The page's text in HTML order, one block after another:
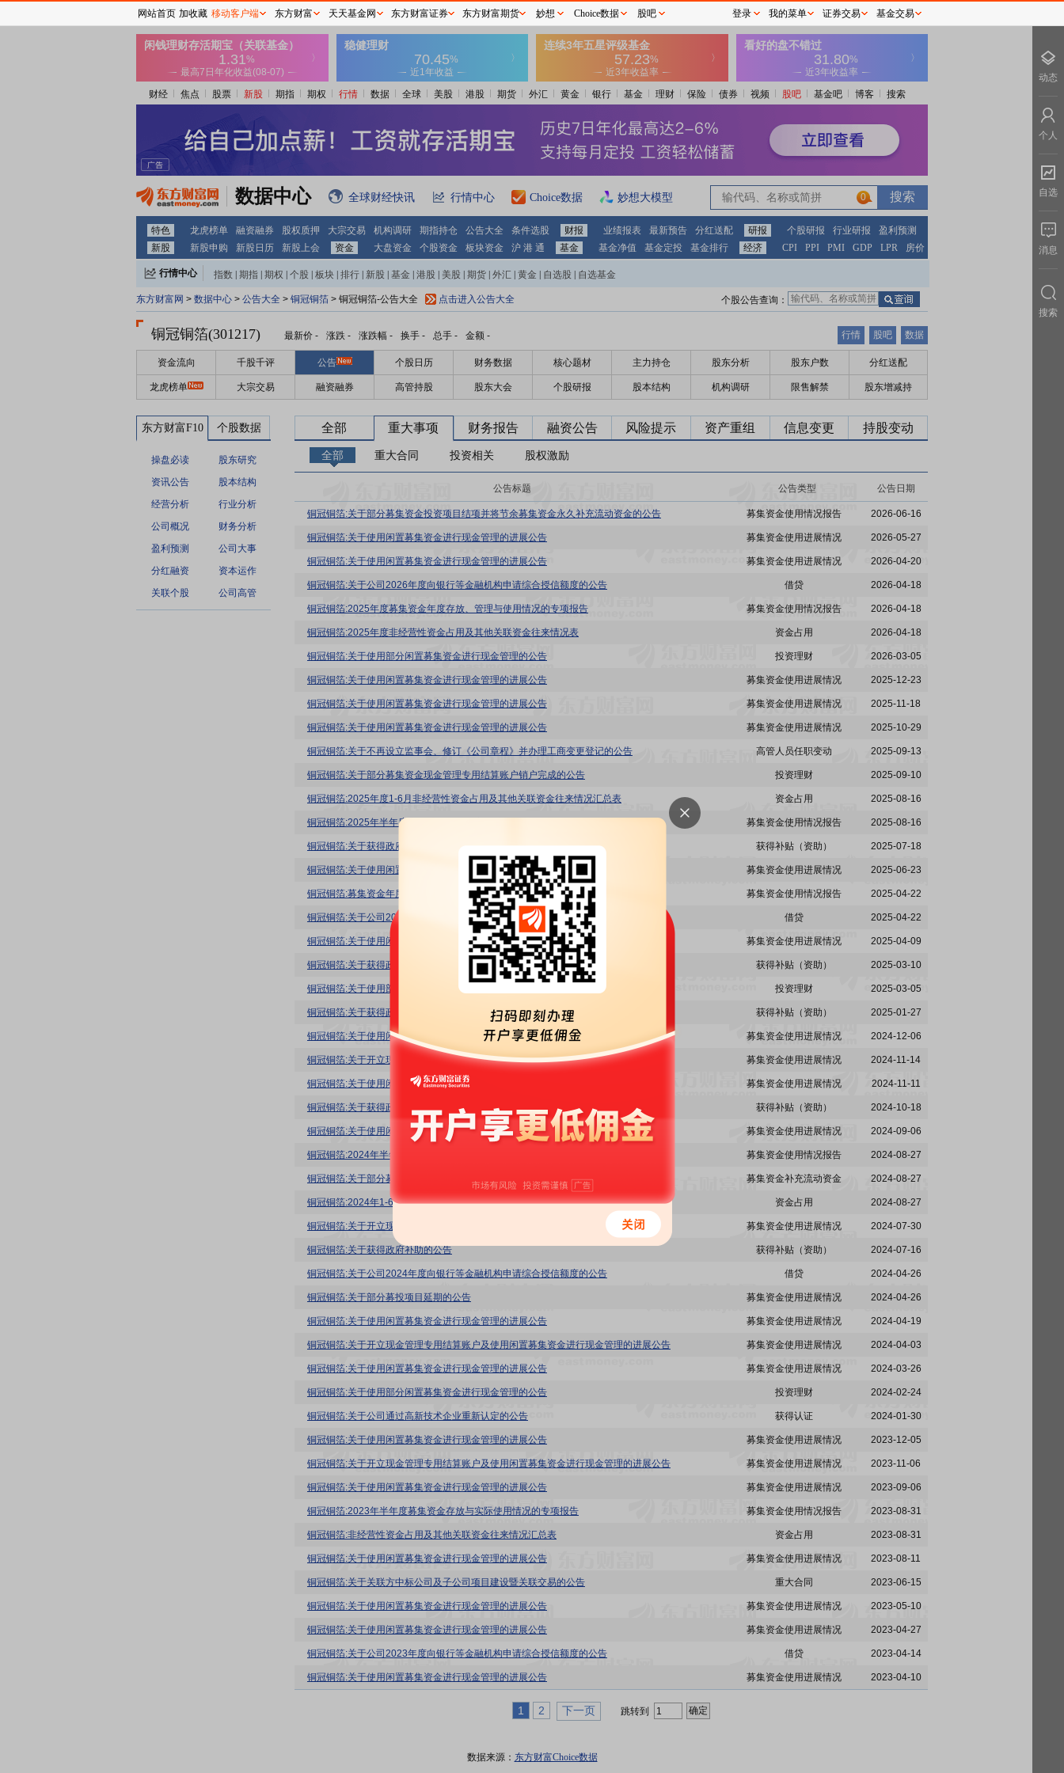
财经 焦点 股票 新股 期指 期权 行情 数据 全球 美股 港股 期货 外汇 黄金 银行 基金 理财 保险 债券 视频 股吧 基金吧 博客 搜索
数据中心 全球财经快讯 行情中心 Choice数据 妙想大模型 0
特色 龙虎榜单 融资融券 股权质押 大宗交易 机构调研 期指持仓 公告大全 条件选股 财报 业绩报表 最新预告 分红送配 研报 个股研报 行业研报
盈利预测
新股
新股申购 新股日历 新股上会 资金 大盘资金 个股资金 板块资金 沪 港 通 基金 基金净值 基金定投 基金排行 经济 CPI PPI PMI GDP LPR 房价
行情中心 指数 期指 期权 个股 板块 排行 新股 基金 港股 美股 期货 外汇 黄金 自选股 自选基金
东方财富网 > 数据中心 > 公告大全 > 铜冠铜箔 > 铜冠铜箔-公告大全 点击进入公告大全 个股公告查询：
铜冠铜箔(301217) 最新价 - 涨跌 - 涨跌幅 - 换手 - 总手 - 金额 - 行情 股吧 数据
资金流向 千股千评 公告 个股日历 财务数据 核心题材 主力持仓 股东分析 股东户数 分红送配
龙虎榜单 大宗交易 融资融券 高管持股 股东大会 个股研报 股本结构 机构调研 限售解禁 股东增减持
东方财富F10 个股数据
操盘必读
股东研究
资讯公告
股本结构
经营分析
行业分析
公司概况
财务分析
盈利预测
公司大事
分红融资
资本运作
关联个股
公司高管
全部 重大事项 财务报告 融资公告 风险提示 资产重组 信息变更 持股变动
全部 重大合同 投资相关 股权激励
公告标题 公告类型 公告日期
铜冠铜箔:关于部分募集资金投资项目结项并将节余募集资金永久补充流动资金的公告 募集资金使用情况报告 2026-06-16
铜冠铜箔:关于使用闲置募集资金进行现金管理的进展公告 募集资金使用进展情况 2026-05-27
铜冠铜箔:关于使用闲置募集资金进行现金管理的进展公告 募集资金使用进展情况 2026-04-20
铜冠铜箔:关于公司2026年度向银行等金融机构申请综合授信额度的公告 借贷 2026-04-18
铜冠铜箔:2025年度募集资金年度存放、管理与使用情况的专项报告 募集资金使用情况报告 2026-04-18
铜冠铜箔:2025年度非经营性资金占用及其他关联资金往来情况表 资金占用 2026-04-18
铜冠铜箔:关于使用部分闲置募集资金进行现金管理的公告 投资理财 2026-03-05
铜冠铜箔:关于使用闲置募集资金进行现金管理的进展公告 募集资金使用进展情况 2025-12-23
铜冠铜箔:关于使用闲置募集资金进行现金管理的进展公告 募集资金使用进展情况 2025-11-18
铜冠铜箔:关于使用闲置募集资金进行现金管理的进展公告 募集资金使用进展情况 2025-10-29
铜冠铜箔:关于不再设立监事会、修订《公司章程》并办理工商变更登记的公告 高管人员任职变动 2025-09-13
铜冠铜箔:关于部分募集资金现金管理专用结算账户销户完成的公告 投资理财 2025-09-10
铜冠铜箔:2025年度1-6月非经营性资金占用及其他关联资金往来情况汇总表 资金占用 2025-08-16
铜冠铜箔:2025年半年度募集资金存放与实际使用情况的专项报告 募集资金使用情况报告 2025-08-16
铜冠铜箔:关于获得政府补助的公告 获得补贴（资助） 2025-07-18
铜冠铜箔:关于使用闲置募集资金进行现金管理的进展公告 募集资金使用进展情况 2025-06-23
铜冠铜箔:募集资金年度存放与使用情况专项报告 募集资金使用情况报告 2025-04-22
铜冠铜箔:关于公司2025年度向银行等金融机构申请综合授信额度的公告 借贷 2025-04-22
铜冠铜箔:关于使用闲置募集资金进行现金管理的进展公告 募集资金使用进展情况 2025-04-09
铜冠铜箔:关于获得政府补助的公告 获得补贴（资助） 2025-03-10
铜冠铜箔:关于使用部分闲置募集资金进行现金管理的公告 投资理财 2025-03-05
铜冠铜箔:关于获得政府补助的公告 获得补贴（资助） 2025-01-27
铜冠铜箔:关于使用闲置募集资金进行现金管理的进展公告 募集资金使用进展情况 2024-12-06
铜冠铜箔:关于开立现金管理专用结算账户及使用闲置募集资金进行现金管理的进展公告 募集资金使用进展情况 2024-11-14
铜冠铜箔:关于使用闲置募集资金进行现金管理的进展公告 募集资金使用进展情况 2024-11-11
铜冠铜箔:关于获得政府补助的公告 获得补贴（资助） 2024-10-18
铜冠铜箔:关于使用闲置募集资金进行现金管理的进展公告 募集资金使用进展情况 2024-09-06
铜冠铜箔:2024年半年度募集资金存放与实际使用情况的专项报告 募集资金使用情况报告 2024-08-27
铜冠铜箔:关于部分募集资金投资项目结项并将节余募集资金永久补充流动资金的公告 募集资金补充流动资金 2024-08-27
铜冠铜箔:2024年1-6月非经营性资金占用及其他关联资金往来情况汇总表 资金占用 2024-08-27
铜冠铜箔:关于开立现金管理专用结算账户及使用闲置募集资金进行现金管理的进展公告 募集资金使用进展情况 2024-07-30
铜冠铜箔:关于获得政府补助的公告 获得补贴（资助） 2024-07-16
铜冠铜箔:关于公司2024年度向银行等金融机构申请综合授信额度的公告 借贷 2024-04-26
铜冠铜箔:关于部分募投项目延期的公告 募集资金使用进展情况 2024-04-26
铜冠铜箔:关于使用闲置募集资金进行现金管理的进展公告 募集资金使用进展情况 2024-04-19
铜冠铜箔:关于开立现金管理专用结算账户及使用闲置募集资金进行现金管理的进展公告 募集资金使用进展情况 2024-04-03
铜冠铜箔:关于使用闲置募集资金进行现金管理的进展公告 募集资金使用进展情况 2024-03-26
铜冠铜箔:关于使用部分闲置募集资金进行现金管理的公告 投资理财 2024-02-24
铜冠铜箔:关于公司通过高新技术企业重新认定的公告 获得认证 2024-01-30
铜冠铜箔:关于使用闲置募集资金进行现金管理的进展公告 募集资金使用进展情况 2023-12-05
铜冠铜箔:关于开立现金管理专用结算账户及使用闲置募集资金进行现金管理的进展公告 募集资金使用进展情况 2023-11-06
铜冠铜箔:关于使用闲置募集资金进行现金管理的进展公告 募集资金使用进展情况 2023-09-06
铜冠铜箔:2023年半年度募集资金存放与实际使用情况的专项报告 募集资金使用情况报告 2023-08-31
铜冠铜箔:非经营性资金占用及其他关联资金往来情况汇总表 资金占用 2023-08-31
铜冠铜箔:关于使用闲置募集资金进行现金管理的进展公告 募集资金使用进展情况 2023-08-11
铜冠铜箔:关于关联方中标公司及子公司项目建设暨关联交易的公告 重大合同 2023-06-15
铜冠铜箔:关于使用闲置募集资金进行现金管理的进展公告 募集资金使用进展情况 2023-05-10
铜冠铜箔:关于使用闲置募集资金进行现金管理的进展公告 募集资金使用进展情况 2023-04-27
铜冠铜箔:关于公司2023年度向银行等金融机构申请综合授信额度的公告 借贷 2023-04-14
铜冠铜箔:关于使用闲置募集资金进行现金管理的进展公告 募集资金使用进展情况 2023-04-10
1 2 下一页 跳转到
数据来源： 东方财富Choice数据
网站首页 加收藏 移动客户端 东方财富 天天基金网 东方财富证券 东方财富期货 妙想 Choice数据 股吧 登录 我的菜单 证券交易 基金交易
动态
个人
自选
消息
搜索